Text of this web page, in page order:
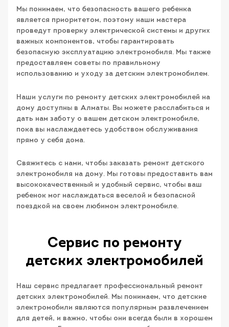
Мы понимаем, что безопасность вашего ребенка
является приоритетом, поэтому наши мастера
проведут проверку электрической системы и других
важных компонентов, чтобы гарантировать
безопасную эксплуатацию электромобиля. Мы также
предоставляем советы по правильному
использованию и уходу за детским электромобилем.
Наши услуги по ремонту детских электромобилей на
дому доступны в Алматы. Вы можете расслабиться и
дать нам заботу о вашем детском электромобиле,
пока вы наслаждаетесь удобством обслуживания
прямо у себя дома.
Свяжитесь с нами, чтобы заказать ремонт детского
электромобиля на дому. Мы готовы предоставить вам
высококачественный и удобный сервис, чтобы ваш
ребенок мог наслаждаться веселой и безопасной
поездкой на своем любимом электромобиле.
Сервис по ремонту
детских электромобилей
Наш сервис предлагает профессиональный ремонт
детских электромобилей. Мы понимаем, что детские
электромобили являются популярным развлечением
для детей, и важно, чтобы они всегда были в хорошем